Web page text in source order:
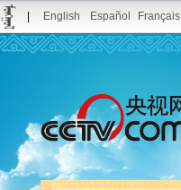
English Español Français